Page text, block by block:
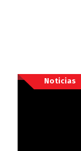
Noticias